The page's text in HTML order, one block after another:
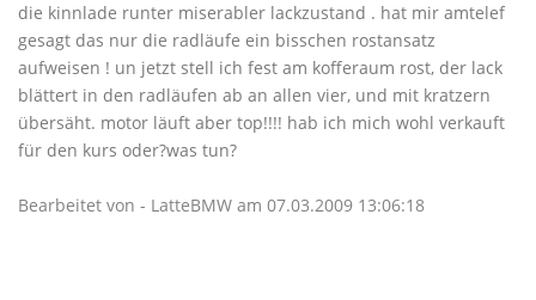
die kinnlade runter miserabler lackzustand . hat mir amtelef
gesagt das nur die radläufe ein bisschen rostansatz
aufweisen ! un jetzt stell ich fest am kofferaum rost, der lack
blättert in den radläufen ab an allen vier, und mit kratzern
übersäht. motor läuft aber top!!!! hab ich mich wohl verkauft
für den kurs oder?was tun?
Bearbeitet von - LatteBMW am 07.03.2009 13:06:18